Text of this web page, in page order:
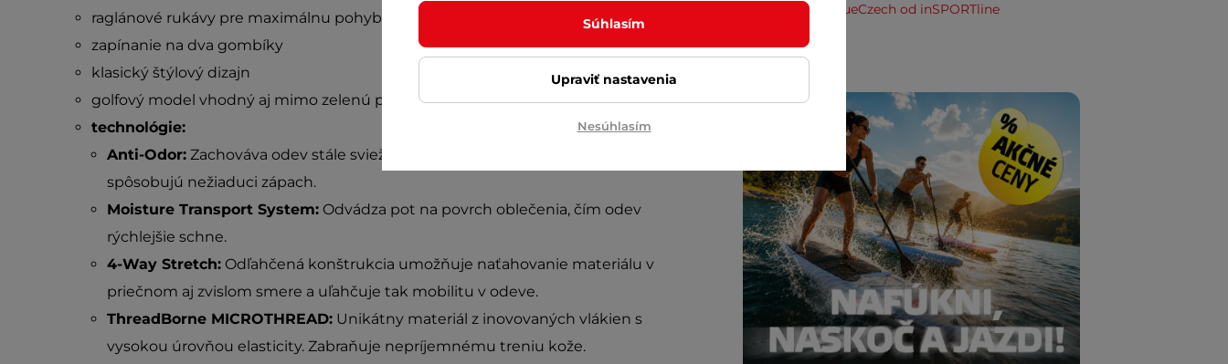
raglánové rukávy pre maximálnu pohyblivosť
zapínanie na dva gombíky
klasický štýlový dizajn
golfový model vhodný aj mimo zelenú pažiť
technológie:
Anti-Odor: Zachováva odev stále svieži a zabraňuje množeniu baktérií, ktoré
spôsobujú nežiaduci zápach.
Moisture Transport System: Odvádza pot na povrch oblečenia, čím odev
rýchlejšie schne.
4-Way Stretch: Odľahčená konštrukcia umožňuje naťahovanie materiálu v
priečnom aj zvislom smere a uľahčuje tak mobilitu v odeve.
ThreadBorne MICROTHREAD: Unikátny materiál z inovovaných vlákien s
vysokou úrovňou elasticity. Zabraňuje nepríjemnému treniu kože.
oblečenia TrueCzech od inSPORTline
Súhlasím
Upraviť nastavenia
Nesúhlasím